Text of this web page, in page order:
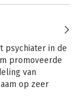
psychiater in de
promoveerde
van
op zeer